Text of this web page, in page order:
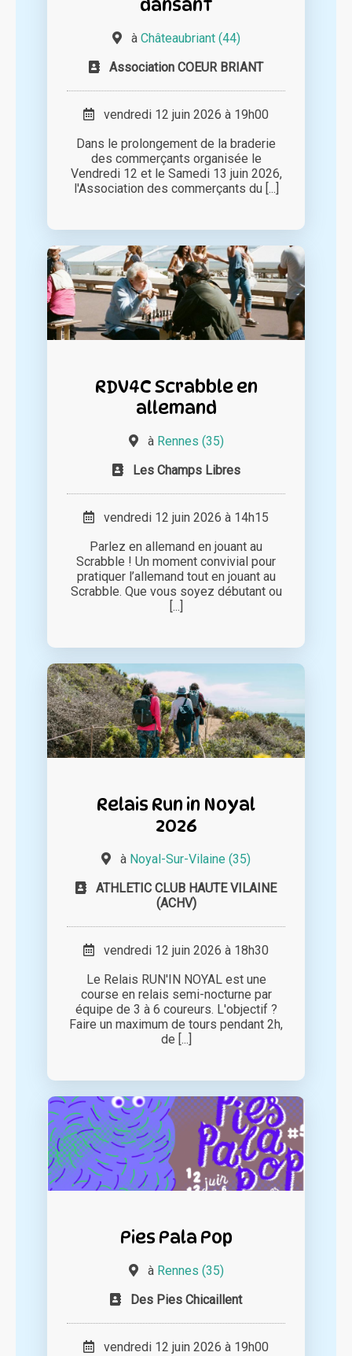
dansant
à Châteaubriant (44)
Association COEUR BRIANT
vendredi 12 juin 2026 à 19h00
Dans le prolongement de la braderie
des commerçants organisée le
Vendredi 12 et le Samedi 13 juin 2026,
l'Association des commerçants du [...]
RDV4C Scrabble en
allemand
à Rennes (35)
Les Champs Libres
vendredi 12 juin 2026 à 14h15
Parlez en allemand en jouant au
Scrabble ! Un moment convivial pour
pratiquer l’allemand tout en jouant au
Scrabble. Que vous soyez débutant ou
[...]
Relais Run in Noyal
2026
à Noyal-Sur-Vilaine (35)
ATHLETIC CLUB HAUTE VILAINE
(ACHV)
vendredi 12 juin 2026 à 18h30
Le Relais RUN'IN NOYAL est une
course en relais semi-nocturne par
équipe de 3 à 6 coureurs. L'objectif ?
Faire un maximum de tours pendant 2h,
de [...]
Pies Pala Pop
à Rennes (35)
Des Pies Chicaillent
vendredi 12 juin 2026 à 19h00